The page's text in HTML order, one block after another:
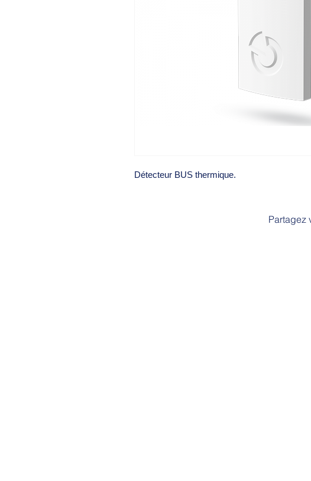
Détecteur BUS thermique.
Partagez